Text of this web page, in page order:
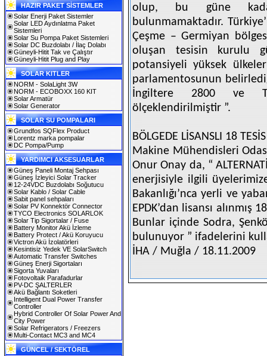
HAZIR PAKET SİSTEMLER
Solar Enerji Paket Sistemler
Solar LED Aydınlatma Paket
Sistemleri
Solar Su Pompa Paket Sistemleri
Solar DC Buzdolabı / İlaç Dolabı
Güneyli-Hitit Tak ve Çalıştır
Güneyli-Hitit Plug and Play
SOLAR KITLER
NORM - SolaLight 3W
NORM - ECOBOXX 160 KIT
Solar Armatür
Solar Generator
SOLAR SU POMPALARI
Grundfos SQFlex Product
Lorentz marka pompalar
DC Pompa/Pump
YARDIMCI AKSESUARLAR
Güneş Paneli Montaj Sehpası
Güneş İzleyici Solar Tracker
12-24VDC Buzdolabı Soğutucu
Solar Kablo / Solar Cable
Sabit panel sehpaları
Solar PV Konnektör Connector
TYCO Electronics SOLARLOK
Solar Tip Sigortalar / Fuse
Battery Monitor Akü İzleme
Battery Protect / Akü Koruyucu
Victron Akü İzolatörleri
Kesintisiz Yedek VE SolarSwitch
Automatic Transfer Switches
Güneş Enerji Sigortaları
Sigorta Yuvaları
Fotovoltaik Parafadurlar
PV-DC ŞALTERLER
Akü Bağlantı Soketleri
Intelligent Dual Power Transfer
Controller
Hybrid Controller Of Solar Power And
City Power
Solar Refrigerators / Freezers
Multi-Contact MC3 and MC4
GÜNCEL / SEKTÖREL
olup, bu güne
bulunmamaktadır.
Çeşme – Germiyan
oluşan tesisin kurulu
potansiyeli yüksek
parlamentosunun
İngiltere 2800 ve
ölçeklendirilmiştir ”.
BÖLGEDE LİSANSLI 18
Makine Mühendisleri
Onur Onay da, “
enerjisiyle ilgili
Bakanlığı’nca yerli ve
EPDK’dan lisansı
Bunlar içinde Sodra,
bulunuyor ” ifadelerini
İHA / Muğla / 18.11.2009